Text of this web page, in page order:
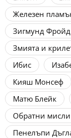
Железен
Зигмунд Фройд
Змията и
Ибис
Кияш Монсеф
Матю Блейк
Обратни мисли
Пенелъпи